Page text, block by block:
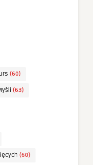
(60)
(63)
(60)